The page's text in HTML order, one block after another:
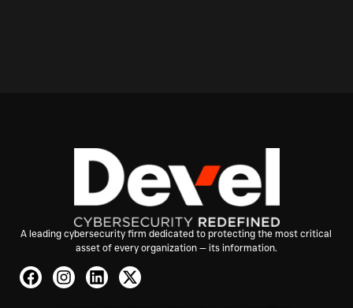
A leading cybersecurity firm dedicated to protecting the most critical
asset of every organization — its information.